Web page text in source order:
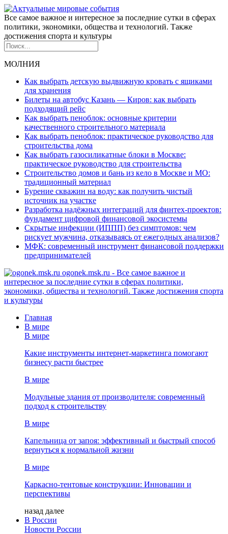
Все самое важное и интересное за последние сутки в сферах
политики, экономики, общества и технологий. Также
достижения спорта и культуры
МОЛНИЯ
Как выбрать детскую выдвижную кровать с ящиками
для хранения
Билеты на автобус Казань — Киров: как выбрать
подходящий рейс
Как выбрать пеноблок: основные критерии
качественного строительного материала
Как выбрать пеноблок: практическое руководство для
строительства дома
Как выбрать газосиликатные блоки в Москве:
практическое руководство для строительства
Строительство домов и бань из кело в Москве и МО:
традиционный материал
Бурение скважин на воду: как получить чистый
источник на участке
Разработка надёжных интеграций для финтех-проектов:
фундамент цифровой финансовой экосистемы
Скрытые инфекции (ИППП) без симптомов: чем
рискует мужчина, отказываясь от ежегодных анализов?
МФК: современный инструмент финансовой поддержки
предпринимателей
ogonek.msk.ru - Все самое важное и
интересное за последние сутки в сферах политики,
экономики, общества и технологий. Также достижения спорта
и культуры
Главная
В мире
В мире
Какие инструменты интернет-маркетинга помогают
бизнесу расти быстрее
В мире
Модульные здания от производителя: современный
подход к строительству
В мире
Капельница от запоя: эффективный и быстрый способ
вернуться к нормальной жизни
В мире
Каркасно-тентовые конструкции: Инновации и
перспективы
назад далее
В России
Новости России